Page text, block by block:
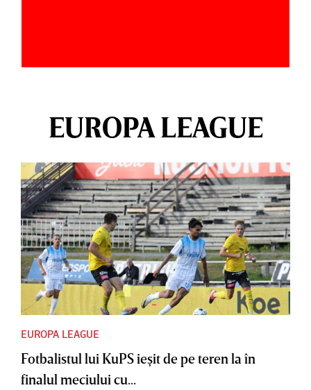
EUROPA LEAGUE
EUROPA LEAGUE
Fotbalistul lui KuPS ieşit de pe teren la în
finalul meciului cu...